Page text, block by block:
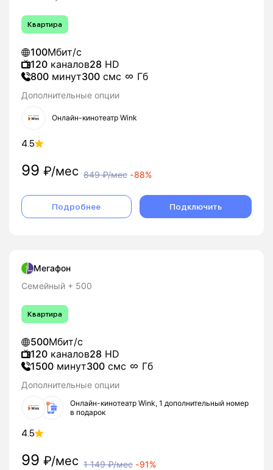
Квартира
100Мбит/с
120 каналов28 HD
800 минут300 смс Гб
Дополнительные опции
Онлайн-кинотеатр Wink
4.5
99 ₽/мес 849₽/мес -88%
Подробнее Подключить
Мегафон
Семейный + 500
Квартира
500Мбит/с
120 каналов28 HD
1500 минут300 смс Гб
Дополнительные опции
Онлайн-кинотеатр Wink, 1 дополнительный номер
в подарок
4.5
99 ₽/мес 1 149₽/мес -91%